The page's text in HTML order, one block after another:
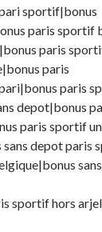
sportif|bonus
paris sportif
paris
paris
paris
depot|bonus
paris sportif
depot paris
sportif hors